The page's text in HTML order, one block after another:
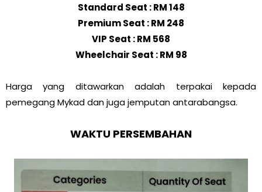
Standard Seat : RM 148
Premium Seat : RM 248
VIP Seat : RM 568
Wheelchair Seat : RM 98
Harga yang ditawarkan adalah terpakai kepada
pemegang Mykad dan juga jemputan antarabangsa.
WAKTU PERSEMBAHAN